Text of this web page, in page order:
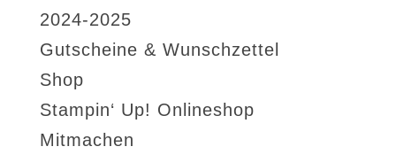
2024-2025
Gutscheine & Wunschzettel
Shop
Stampin‘ Up! Onlineshop
Mitmachen